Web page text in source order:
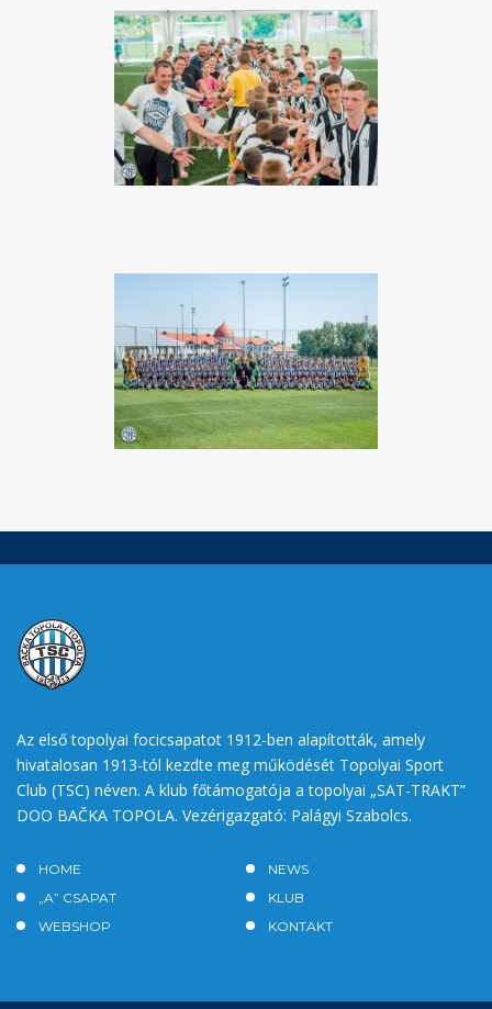
Az első topolyai focicsapatot 1912-ben alapították, amely
hivatalosan 1913-tól kezdte meg működését Topolyai Sport
Club (TSC) néven. A klub főtámogatója a topolyai „SAT-TRAKT”
DOO BAČKA TOPOLA. Vezérigazgató: Palágyi Szabolcs.
HOME
NEWS
„A” CSAPAT
KLUB
WEBSHOP
KONTAKT